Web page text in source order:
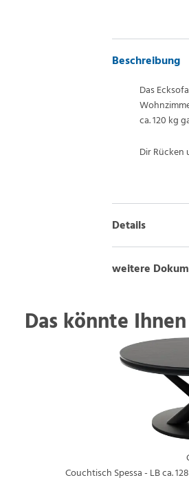
Beschreibung
Das
ca. 120 kg
Dir Rücken
Details
weitere
Das könnte
Couchtisch Spessa - LB ca.